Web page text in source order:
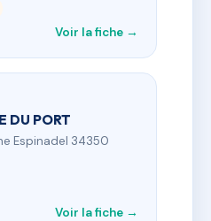
Voir la fiche →
DU PORT
Espinadel 34350
Voir la fiche →